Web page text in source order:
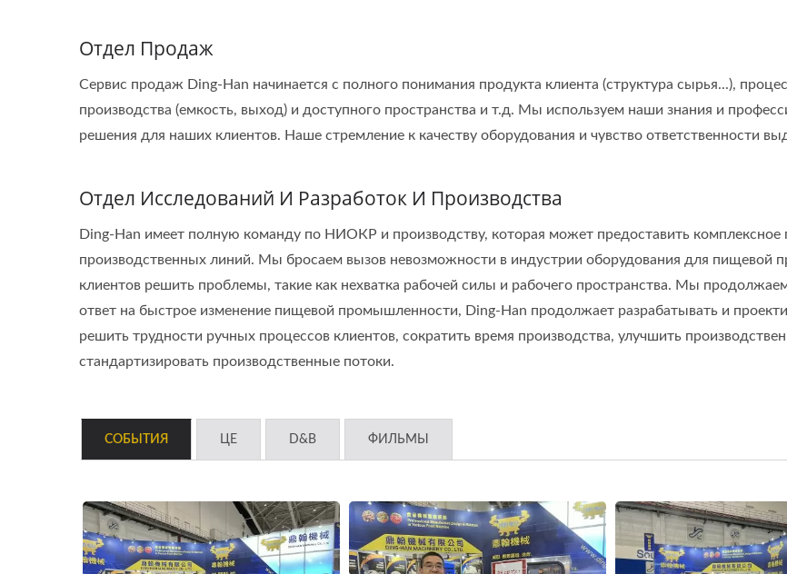
Отдел Продаж
Сервис продаж Ding-Han начинается с полного понимания продукта клиента (структура сырья...),
производства (емкость, выход) и доступного пространства и т.д. Мы используем наши знания и
решения для наших клиентов. Наше стремление к качеству оборудования и чувство ответственности
Отдел Исследований И Разработок И Производства
Ding-Han имеет полную команду по НИОКР и производству, которая может предоставить комплексное
производственных линий. Мы бросаем вызов невозможности в индустрии оборудования для пищевой
клиентов решить проблемы, такие как нехватка рабочей силы и рабочего пространства. Мы
ответ на быстрое изменение пищевой промышленности, Ding-Han продолжает разрабатывать и
решить трудности ручных процессов клиентов, сократить время производства, улучшить
стандартизировать производственные потоки.
СОБЫТИЯ ЦЕ D&B ФИЛЬМЫ